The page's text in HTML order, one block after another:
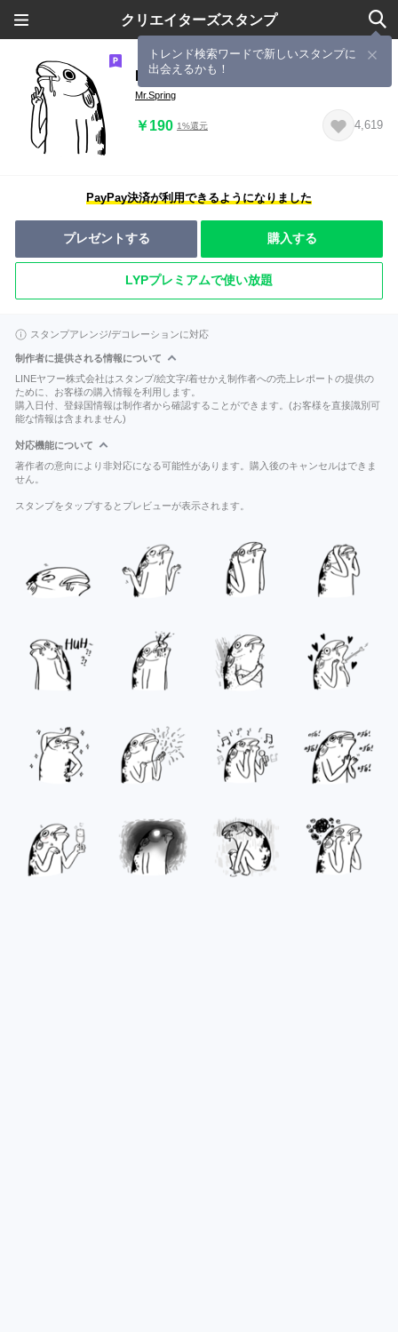
クリエイターズスタンプ
トレンド検索ワードで新しいスタンプに
出会えるかも！
Mr. Spring 2
Mr.Spring
￥190 1%還元 4,619
PayPay決済が利用できるようになりました
プレゼントする 購入する
LYPプレミアムで使い放題
スタンプアレンジ/デコレーションに対応
制作者に提供される情報について
LINEヤフー株式会社はスタンプ/絵文字/着せかえ制作者への売上レポートの提供の
ために、お客様の購入情報を利用します。
購入日付、登録国情報は制作者から確認することができます。(お客様を直接識別可
能な情報は含まれません)
対応機能について
著作者の意向により非対応になる可能性があります。購入後のキャンセルはできま
せん。
スタンプをタップするとプレビューが表示されます。